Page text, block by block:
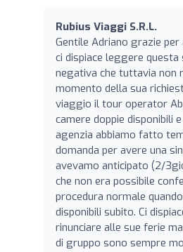
Rubius Viaggi S.R.L.
Gentile Adriano grazie
ci dispiace leggere questa
negativa che tuttavia non
momento della sua
viaggio il tour operator
camere doppie disponibili
agenzia abbiamo fatto
domanda per avere una
avevamo anticipato (2/
che non era possibile
procedura normale
disponibili subito. Ci
rinunciare alle sue ferie
di gruppo sono sempre